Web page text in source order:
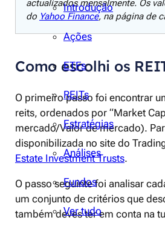
Introdução
Ações
ETFs
REITs
Estratégias
Análises
Fundos
Ver tudo
actualizados mensalmente. Os
do Yahoo Finance, na página de
Como escolhi os
O primeiro passo foi encontrar
reits, ordenados por “Market
mercado/Valor de mercado).
disponibilizada no site do
Estate Investment Trusts.
O passo seguinte foi analisar
um conjunto de critérios que
também deves ter em conta na